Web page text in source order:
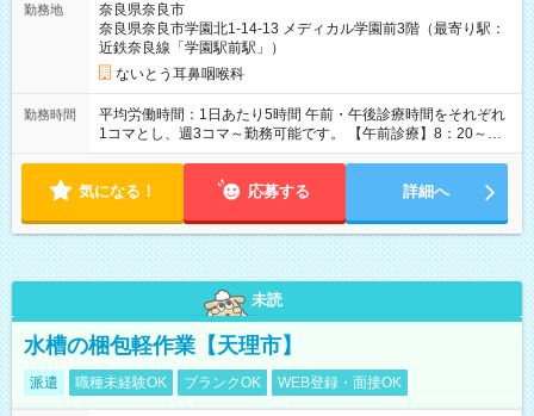
せん。 【試用期間】試用期間あり 試用期間の長さ：2ヶ月 ※ 雇
用形態と給与に、本採用時と異なる部分があります。 雇用形
態：本採用時と同じです。 給与：時給 1,200円以上 経験、能
力、シフトコマ数に応じて研修期間を考慮します。
勤務地
奈良県奈良市
奈良県奈良市学園北1-14-13 メディカル学園前3階（最寄り駅：
近鉄奈良線「学園駅前駅」）
ないとう耳鼻咽喉科
勤務時間
平均労働時間：1日あたり5時間 午前・午後診療時間をそれぞれ
1コマとし、週3コマ～勤務可能です。 【午前診療】8：20～
12：50（受付終了12：00／実働4時間半） 【午後診療】15：20
後する場合があります。 ※週1回以上の午後勤務が可能な方を募
時間をそれぞれ1コマとし、週3コマ～勤務可能です。 【午前診
療】8：20～12：50（受付終了12：00／実働4時間半） 【午後
診療】15：20～20：20（受付終了19：00／実働5時間） ※診療
状況により前後する場合があります。 ※週1回以上の午後勤務が
可能な方を募集しています。
気になる！ 応募する 詳細へ
未読
水槽の梱包軽作業【天理市】
派遣 職種未経験OK ブランクOK WEB登録・面接OK